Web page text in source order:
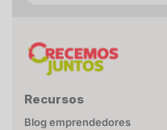
Recursos
Blog emprendedores